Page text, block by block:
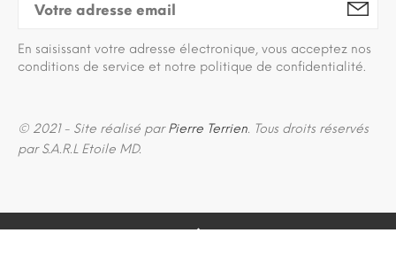
En saisissant votre adresse électronique, vous acceptez nos
conditions de service et notre politique de confidentialité.
© 2021 - Site réalisé parPierre Terrien. Tous droits réservés
par S.A.R.L Etoile MD.